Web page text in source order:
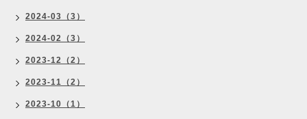
2024-03（3）
2024-02（3）
2023-12（2）
2023-11（2）
2023-10（1）